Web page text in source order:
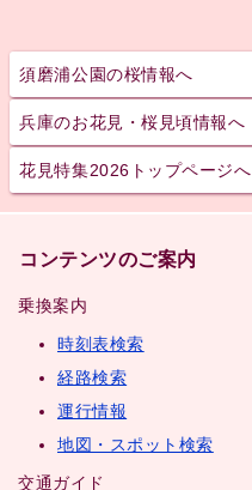
須磨浦公園の桜情報へ
兵庫のお花見・桜見頃情報へ
花見特集2026トップページへ
コンテンツのご案内
乗換案内
時刻表検索
経路検索
運行情報
地図・スポット検索
交通ガイド